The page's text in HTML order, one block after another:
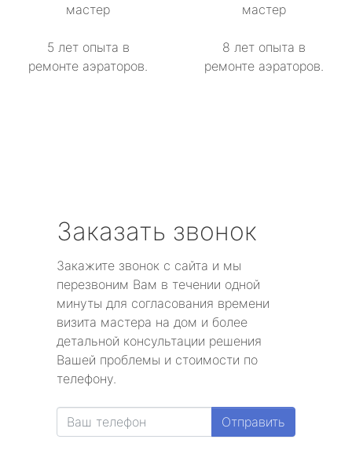
мастер
5 лет опыта в
ремонте аэраторов.
мастер
8 лет опыта в
ремонте аэраторов.
Заказать звонок
Закажите звонок с сайта и мы
перезвоним Вам в течении одной
минуты для согласования времени
визита мастера на дом и более
детальной консультации решения
Вашей проблемы и стоимости по
телефону.
Отправить